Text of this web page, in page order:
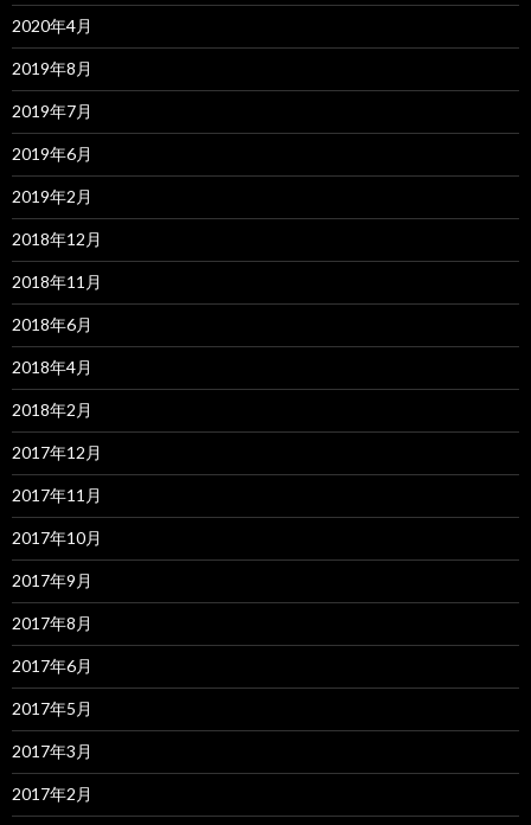
2020年4月
2019年8月
2019年7月
2019年6月
2019年2月
2018年12月
2018年11月
2018年6月
2018年4月
2018年2月
2017年12月
2017年11月
2017年10月
2017年9月
2017年8月
2017年6月
2017年5月
2017年3月
2017年2月